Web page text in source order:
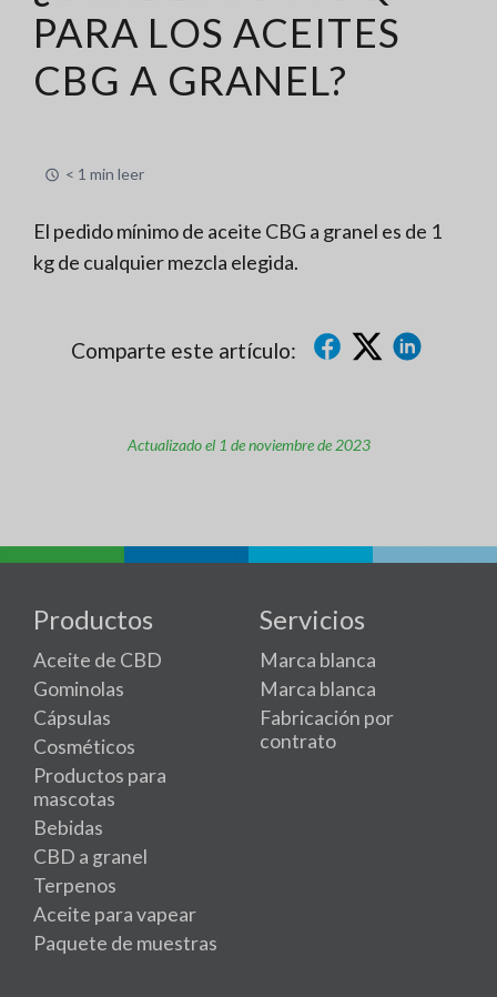
PARA LOS ACEITES
CBG A GRANEL?
< 1 min leer
El pedido mínimo de aceite CBG a granel es de 1
kg de cualquier mezcla elegida.
Comparte este artículo:
Actualizado el 1 de noviembre de 2023
Productos
Aceite de CBD
Gominolas
Cápsulas
Cosméticos
Productos para
mascotas
Bebidas
CBD a granel
Terpenos
Aceite para vapear
Paquete de muestras
Servicios
Marca blanca
Marca blanca
Fabricación por
contrato